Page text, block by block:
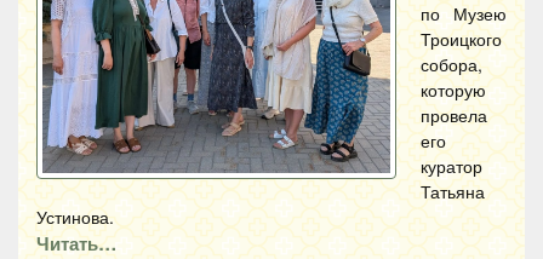
по Музею
Троицкого
собора,
которую
провела
его
куратор
Татьяна
Устинова.
Читать…